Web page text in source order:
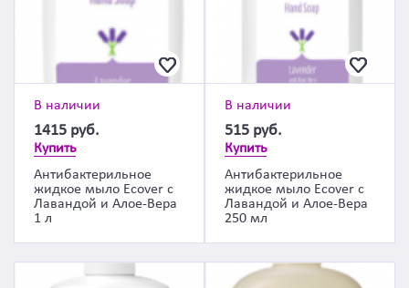
В наличии
1415 руб.
Купить
Антибактерильное
жидкое мыло Ecover с
Лавандой и Алое-Вера
1 л
В наличии
515 руб.
Купить
Антибактерильное
жидкое мыло Ecover с
Лавандой и Алое-Вера
250 мл